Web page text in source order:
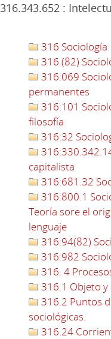
316.343.652 :
316 Sociología
316 (82)
316:069
permanentes
316:101
filosofía
316:32
capitalista
316:681.32
316:800.1
Teoría sore el
lenguaje
316:94(82)
316:982
316. 4
316.1 Objeto y
316.2 Puntos
sociológicas.
316.24